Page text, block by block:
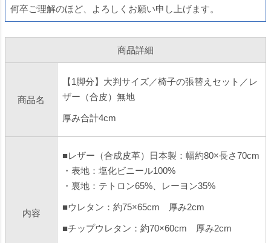
何卒ご理解のほど、よろしくお願い申し上げます。
商品詳細
商品名
【1脚分】大判サイズ／椅子の張替えセット／レ
ザー（合皮）無地
厚み合計4cm
内容
■レザー（合成皮革）日本製：幅約80×長さ70cm
・表地：塩化ビニール100%
・裏地：テトロン65%、レーヨン35%
■ウレタン：約75×65cm 厚み2cm
■チップウレタン：約70×60cm 厚み2cm